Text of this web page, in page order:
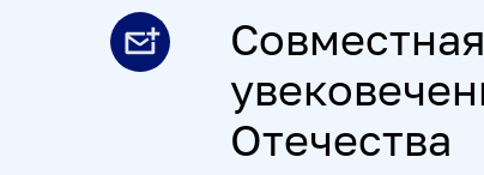
Отечества